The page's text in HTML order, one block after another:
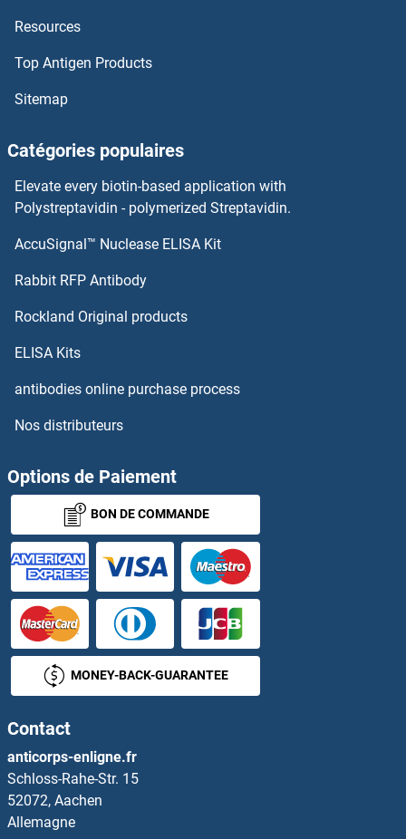
Serotonin Receptor 5A Anticorps
Serotonin Receptor 2B Anticorps
SERPINB11 Anticorps
SERPINB13 Anticorps
SERPINB2 Anticorps
SERPINB3 Anticorps
SERPINB4 Anticorps
SERPINB5 Anticorps
SERPINB6 Anticorps
SERPINB7 Anticorps
SERPINB8 Anticorps
SERPINB9 Anticorps
SERPINC1 Anticorps
SERPIND1 Anticorps
SERPINE2 Anticorps
Resources
Top Antigen Products
Sitemap
Catégories populaires
Elevate every biotin-based application with
Polystreptavidin - polymerized Streptavidin.
AccuSignal™ Nuclease ELISA Kit
Rabbit RFP Antibody
Rockland Original products
ELISA Kits
antibodies online purchase process
Nos distributeurs
Options de Paiement
BON DE COMMANDE
MONEY-BACK-GUARANTEE
Contact
anticorps-enligne.fr
Schloss-Rahe-Str. 15
52072, Aachen
Allemagne